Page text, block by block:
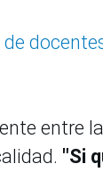
entre
"Si